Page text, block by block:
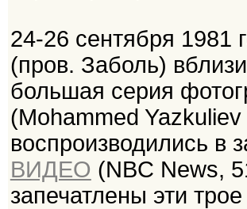
24-26 сентября 1981
(пров. Заболь)
большая серия
(Mohammed
воспроизводились в
ВИДЕО (NBC News,
запечатлены эти